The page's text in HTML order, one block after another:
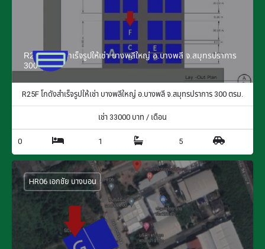
R25F โกดังสำเร็จรูปให้เช่า บางพลีใหญ่ อ.บางพลี จ.สมุทรปราการ
300 ตรม.
R25F โกดังสำเร็จรูปให้เช่า บางพลีใหญ่ อ.บางพลี จ.สมุทรปราการ 300 ตรม.
เช่า 33000 บาท / เดือน
0 1 5
HR06 เอกชัย บางบอน